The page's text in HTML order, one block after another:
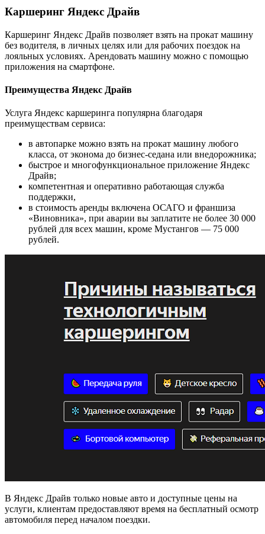
Каршеринг Яндекс Драйв
Каршеринг Яндекс Драйв позволяет взять на прокат машину
без водителя, в личных целях или для рабочих поездок на
лояльных условиях. Арендовать машину можно с помощью
приложения на смартфоне.
Преимущества Яндекс Драйв
Услуга Яндекс каршеринга популярна благодаря
преимуществам сервиса:
в автопарке можно взять на прокат машину любого
класса, от эконома до бизнес-седана или внедорожника;
быстрое и многофункциональное приложение Яндекс
Драйв;
компетентная и оперативно работающая служба
поддержки,
в стоимость аренды включена ОСАГО и франшиза
«Виновника», при аварии вы заплатите не более 30 000
рублей для всех машин, кроме Мустангов — 75 000
рублей.
В Яндекс Драйв только новые авто и доступные цены на
услуги, клиентам предоставляют время на бесплатный осмотр
автомобиля перед началом поездки.